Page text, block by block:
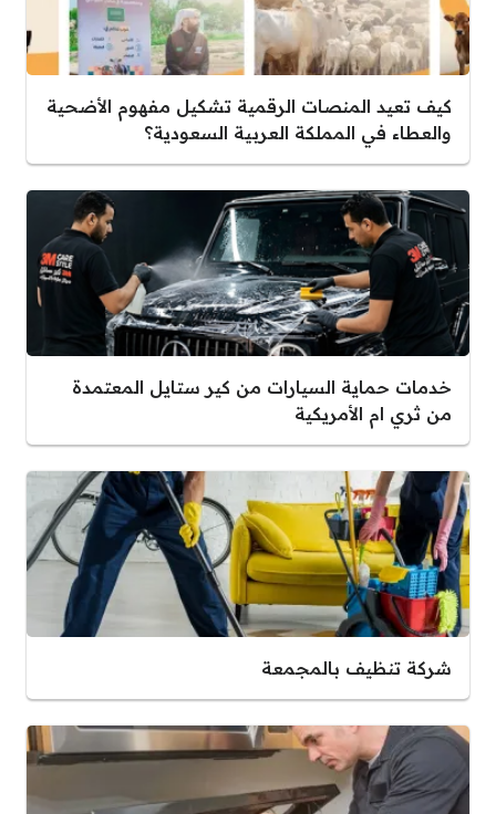
كيف تعيد المنصات الرقمية تشكيل مفهوم الأضحية
والعطاء في المملكة العربية السعودية؟
خدمات حماية السيارات من كير ستايل المعتمدة
من ثري ام الأمريكية
شركة تنظيف بالمجمعة